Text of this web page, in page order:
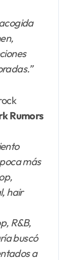
Rumors
más
hair
R&B,
buscó
a